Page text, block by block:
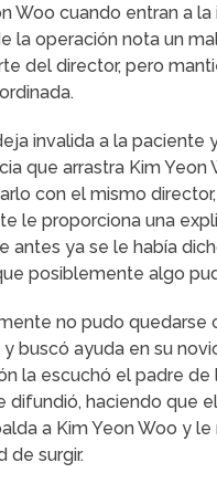
Woo cuando entran a
la operación nota un
del director, pero
invalida a la paciente
que arrastra Kim Yeon
con el mismo
le proporciona una
antes ya se le había
posiblemente algo
no pudo quedarse
buscó ayuda en su
la escuchó el padre de
difundió, haciendo que
a Kim Yeon Woo y le
de surgir.